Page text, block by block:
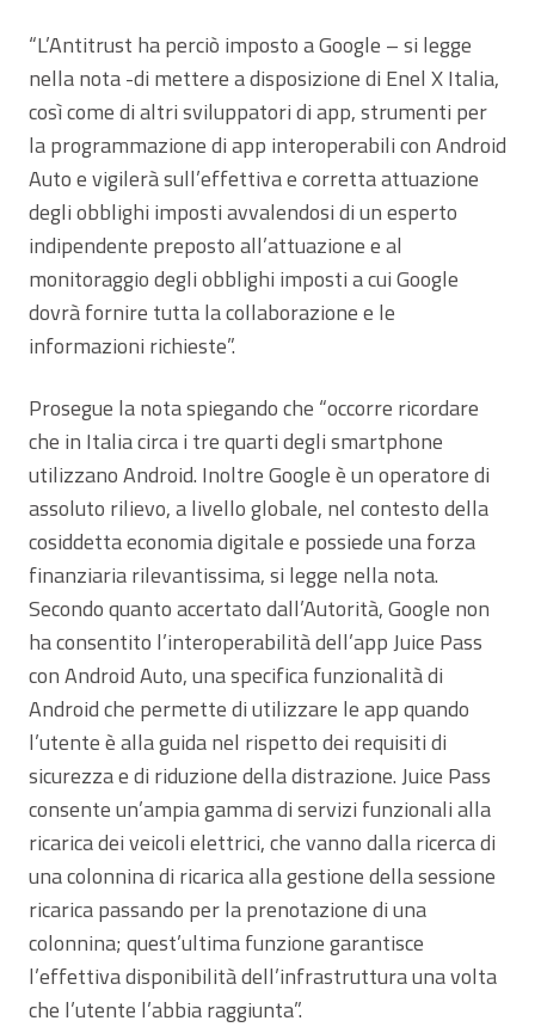
“L’Antitrust ha perciò imposto a Google – si legge
nella nota -di mettere a disposizione di Enel X Italia,
così come di altri sviluppatori di app, strumenti per
la programmazione di app interoperabili con Android
Auto e vigilerà sull’effettiva e corretta attuazione
degli obblighi imposti avvalendosi di un esperto
indipendente preposto all’attuazione e al
monitoraggio degli obblighi imposti a cui Google
dovrà fornire tutta la collaborazione e le
informazioni richieste”.
Prosegue la nota spiegando che “occorre ricordare
che in Italia circa i tre quarti degli smartphone
utilizzano Android. Inoltre Google è un operatore di
assoluto rilievo, a livello globale, nel contesto della
cosiddetta economia digitale e possiede una forza
finanziaria rilevantissima, si legge nella nota.
Secondo quanto accertato dall’Autorità, Google non
ha consentito l’interoperabilità dell’app Juice Pass
con Android Auto, una specifica funzionalità di
Android che permette di utilizzare le app quando
l’utente è alla guida nel rispetto dei requisiti di
sicurezza e di riduzione della distrazione. Juice Pass
consente un’ampia gamma di servizi funzionali alla
ricarica dei veicoli elettrici, che vanno dalla ricerca di
una colonnina di ricarica alla gestione della sessione
ricarica passando per la prenotazione di una
colonnina; quest’ultima funzione garantisce
l’effettiva disponibilità dell’infrastruttura una volta
che l’utente l’abbia raggiunta”.